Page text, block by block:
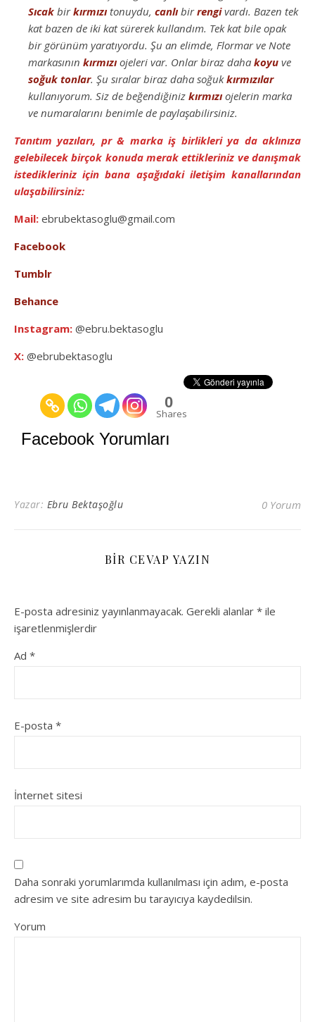
Sıcak birkırmızıtonuydu, canlıbirrengivardı. Bazen tek
kat bazen de iki kat sürerek kullandım. Tek kat bile opak
bir görünüm yaratıyordu. Şu an elimde, Flormar ve Note
markasının kırmızıojeleri var. Onlar biraz daha koyu ve
soğuk tonlar. Şu sıralar biraz daha soğukkırmızılar
kullanıyorum. Siz de beğendiğiniz kırmızıojelerin marka
ve numaralarını benimle de paylaşabilirsiniz.
Tanıtım yazıları, pr & marka iş birlikleri ya da aklınıza
gelebilecek birçok konuda merak ettikleriniz ve danışmak
istedikleriniz için bana aşağıdaki iletişim kanallarından
ulaşabilirsiniz:
Mail: ebrubektasoglu@gmail.com
Facebook
Tumblr
Behance
Instagram: @ebru.bektasoglu
X: @ebrubektasoglu
0
Shares
Facebook Yorumları
Yazar: Ebru Bektaşoğlu 0 Yorum
BIR CEVAP YAZIN
E-posta adresiniz yayınlanmayacak. Gerekli alanlar * ile
işaretlenmişlerdir
Ad *
E-posta *
İnternet sitesi
Daha sonraki yorumlarımda kullanılması için adım, e-posta
adresim ve site adresim bu tarayıcıya kaydedilsin.
Yorum